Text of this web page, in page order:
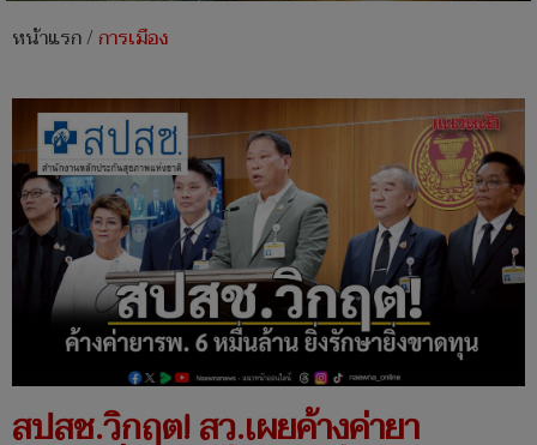
หน้าแรก/การเมือง
สปสช.วิกฤต! สว.เผยค้างค่ายา